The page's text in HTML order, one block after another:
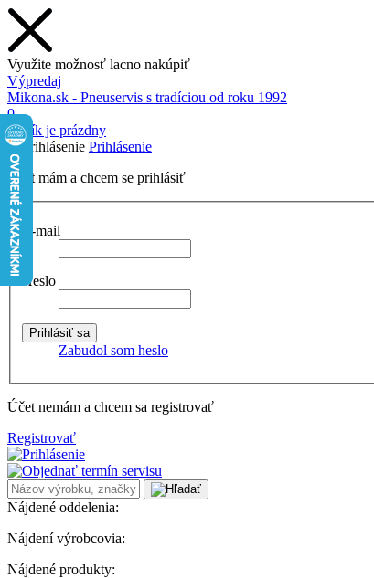
Využite možnosť lacno nakúpiť
Výpredaj
Mikona.sk - Pneuservis s tradíciou od roku 1992
0
Košík je prázdny
Prihlásenie
Účet mám a chcem se prihlásiť
E-mail
Heslo
Zabudol som heslo
Účet nemám a chcem sa registrovať
Registrovať
Nájdené oddelenia:
Nájdení výrobcovia:
Nájdené produkty: